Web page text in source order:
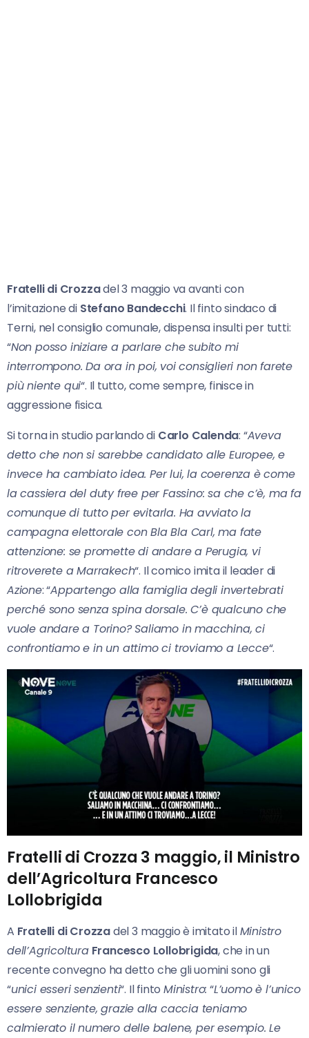
Fratelli di Crozzadel 3 maggio va avanti con
l’imitazione di Stefano Bandecchi. Il finto sindaco di
Terni, nel consiglio comunale, dispensa insulti per tutti:
“Non posso iniziare a parlare che subito mi
interrompono. Da ora in poi, voi consiglieri non farete
più niente qui“. Il tutto, come sempre, finisce in
aggressione fisica.
Si torna in studio parlando di Carlo Calenda: “Aveva
detto che non si sarebbe candidato alle Europee, e
invece ha cambiato idea. Per lui, la coerenza è come
la cassiera del duty free per Fassino: sa che c’è, ma fa
comunque di tutto per evitarla. Ha avviato la
campagna elettorale con Bla Bla Carl, ma fate
attenzione: se promette di andare a Perugia, vi
ritroverete a Marrakech“. Il comico imita il leader di
Azione: “Appartengo alla famiglia degli invertebrati
perché sono senza spina dorsale. C’è qualcuno che
vuole andare a Torino? Saliamo in macchina, ci
confrontiamo e in un attimo ci troviamo a Lecce“.
Fratelli di Crozza 3 maggio, il Ministro
dell’Agricoltura Francesco
Lollobrigida
A Fratelli di Crozzadel 3 maggio è imitato ilMinistro
dell’Agricoltura Francesco Lollobrigida, che in un
recente convegno ha detto che gli uomini sono gli
“unici esseri senzienti“. Il fintoMinistro: “L’uomo è l’unico
essere senziente, grazie alla caccia teniamo
calmierato il numero delle balene, per esempio. Le